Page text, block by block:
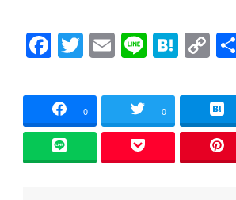
) ィ
ン
ド
き
す
)
F
a
c
e
b
o
T
wi
tt
er
E
m
ai
l
Li
n
e
H
at
e
n
C
o
p
y
Li
n
0 0